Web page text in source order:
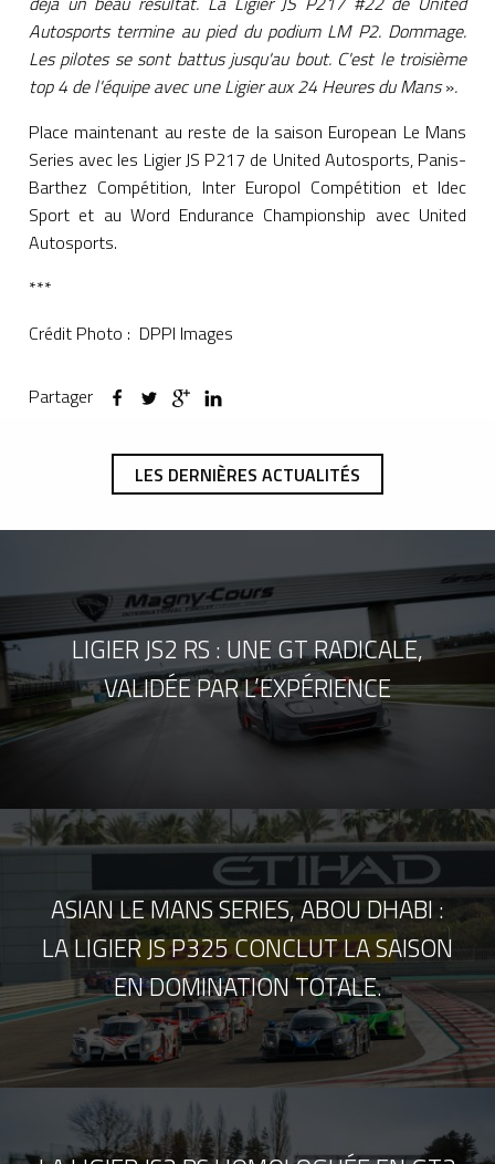
Autosports termine au pied du podium LM P2. Dommage.
Les pilotes se sont battus jusqu'au bout. C'est le troisième
top 4 de l'équipe avec une Ligier aux 24 Heures du Mans».
Place maintenant au reste de la saison European Le Mans
Series avec les Ligier JS P217 de United Autosports, Panis-
Barthez Compétition, Inter Europol Compétition et Idec
Sport et au Word Endurance Championship avec United
Autosports.
***
Crédit Photo : DPPI Images
Partager
LES DERNIÈRES ACTUALITÉS
LIGIER JS2 RS : UNE GT RADICALE,
VALIDÉE PAR L’EXPÉRIENCE
ASIAN LE MANS SERIES, ABOU DHABI :
LA LIGIER JS P325 CONCLUT LA SAISON
EN DOMINATION TOTALE.